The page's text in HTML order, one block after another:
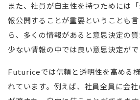
また、社員が自主性を持つためには
報公開することが重要ということも
ら、多くの情報があると意思決定の質
少ない情報の中では良い意思決定がで
Futuriceでは信頼と透明性を高める
れています。例えば、社員全員に会